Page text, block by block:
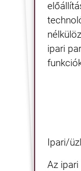
ipari
Ipari/
Az